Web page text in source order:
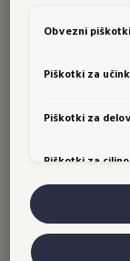
je
Obvezni piškotki
Piškotki za
Piškotki za
Piškotki za